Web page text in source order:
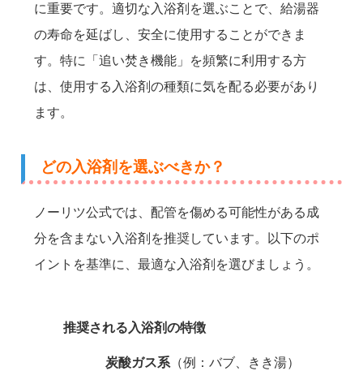
に重要です。適切な入浴剤を選ぶことで、給湯器
の寿命を延ばし、安全に使用することができま
す。特に「追い焚き機能」を頻繁に利用する方
は、使用する入浴剤の種類に気を配る必要があり
ます。
どの入浴剤を選ぶべきか？
ノーリツ公式では、配管を傷める可能性がある成
分を含まない入浴剤を推奨しています。以下のポ
イントを基準に、最適な入浴剤を選びましょう。
推奨される入浴剤の特徴
炭酸ガス系（例：バブ、きき湯）